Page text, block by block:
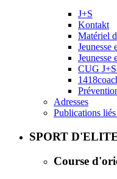
J+S
Kontakt
Matériel
Jeunesse
Jeunesse
CUG
Adresses
Publications
SPORT
Course